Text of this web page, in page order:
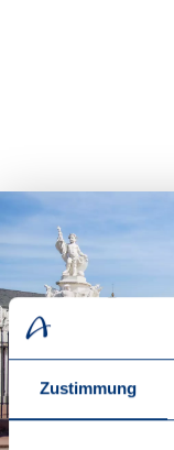
Zustimmung